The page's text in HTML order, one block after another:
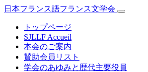
日本フランス語フランス文学会
トップページ
SJLLF Accueil
本会のご案内
賛助会員リスト
学会のあゆみと歴代主要役員